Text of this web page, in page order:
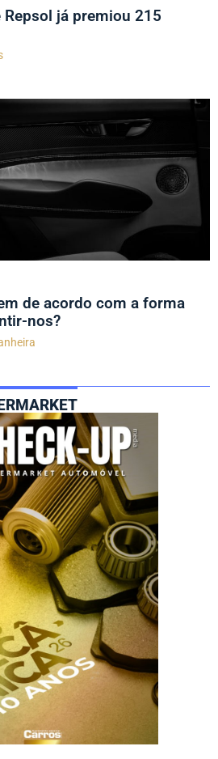
Repsol já premiou 215
de acordo com a forma
nos?